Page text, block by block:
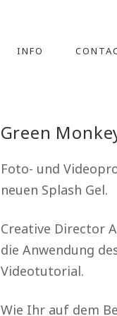
INFO
Green
Foto- und
neuen Splash Gel.
Creative Director
die Anwendung
Videotutorial.
Wie Ihr auf dem